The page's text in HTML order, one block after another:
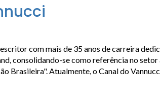
com mais de 35 anos de carreira
consolidando-se como referência no
Brasileira". Atualmente, o Canal do